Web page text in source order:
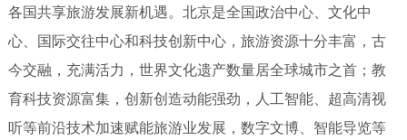
各国共享旅游发展新机遇。北京是全国政治中心、文化中
心、国际交往中心和科技创新中心，旅游资源十分丰富，古
今交融，充满活力，世界文化遗产数量居全球城市之首；教
育科技资源富集，创新创造动能强劲，人工智能、超高清视
听等前沿技术加速赋能旅游业发展，数字文博、智能导览等